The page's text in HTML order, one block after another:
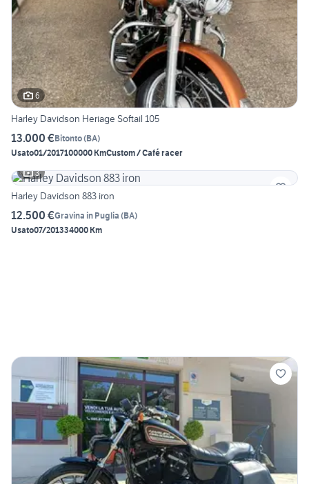
6
Harley Davidson Heriage Softail 105
13.000 €Bitonto(BA)
Usato01/2017100000 KmCustom / Café racer
3
Harley Davidson 883 iron
12.500 €Gravina in Puglia (BA)
Usato07/201334000 Km